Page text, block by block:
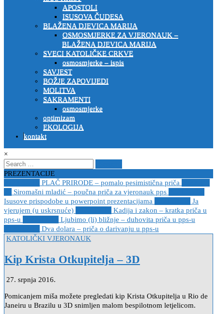
APOSTOLI
ISUSOVA ČUDESA
BLAŽENA DJEVICA MARIJA
OSMOSMJERKE ZA VJERONAUK –
BLAŽENA DJEVICA MARIJA
SVECI KATOLIČKE CRKVE
osmosmjerke – ispis
SAVJEST
BOŽJE ZAPOVIJEDI
MOLITVA
SAKRAMENTI
osmosmjerke
optimizam
EKOLOGIJA
kontakt
×
Search
for:
PREZENTACIJE
PLAČ PRIRODE – pomalo pesimistična priča
Siromašni mladić – poučna priča za vjeronauk pps
Isusove prispodobe u powerpoint prezentacijama
Ja
vjerujem (u uskrsnuće)
Kadija i zakon – kratka priča u
pps-u
Ljubimo (li) bližnje – duhovita priča u pps-u
Dva dolara – priča o darivanju u pps-u
Posted
KATOLIČKI VJERONAUK
Kip Krista Otkupitelja – 3D
27. srpnja 2016.
Pomicanjem miša možete pregledati kip Krista Otkupitelja u Rio de
Janeiru u Brazilu u 3D snimljen malom bespilotnom letjelicom.